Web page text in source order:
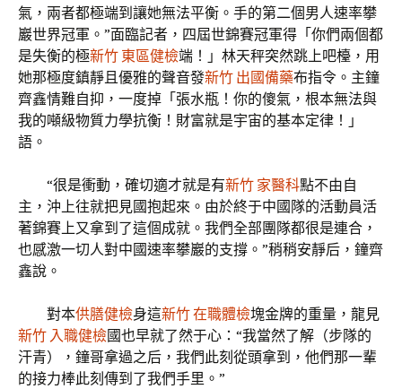
氣，兩者都極端到讓她無法平衡。手的第二個男人速率攀
巖世界冠軍。”面臨記者，四屆世錦賽冠軍得「你們兩個都
是失衡的極新竹 東區健檢端！」林天秤突然跳上吧檯，用
她那極度鎮靜且優雅的聲音發新竹 出國備藥布指令。主鐘
齊鑫情難自抑，一度掉「張水瓶！你的傻氣，根本無法與
我的噸級物質力學抗衡！財富就是宇宙的基本定律！」
語。
“很是衝動，確切適才就是有新竹 家醫科點不由自
主，沖上往就把見國抱起來。由於終于中國隊的活動員活
著錦賽上又拿到了這個成就。我們全部團隊都很是連合，
也感激一切人對中國速率攀巖的支撐。”稍稍安靜后，鐘齊
鑫說。
對本供膳健檢身這新竹 在職體檢塊金牌的重量，龍見
新竹 入職健檢國也早就了然于心：“我當然了解（步隊的
汗青），鐘哥拿過之后，我們此刻從頭拿到，他們那一輩
的接力棒此刻傳到了我們手里。”